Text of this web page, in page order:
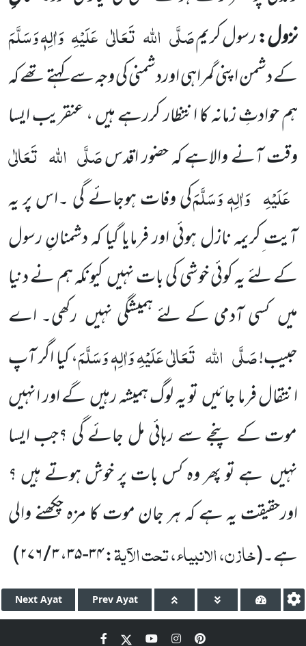
نزول:رسول کریمصَلَّی اللہ تَعَالٰی عَلَیْہِ وَاٰلِہٖ وَسَلَّمَ
کے دشمن اپنی گمراہی اوردشمنی کی وجہ سے کہتے تھے کہ
ہم حوادثِ زمانہ کا انتظار کررہے ہیں ، عنقریب ایسا
وقت آنے والاہے کہ حضور اقدسصَلَّی اللہ تَعَالٰی
عَلَیْہِ وَاٰلِہٖ وَسَلَّمَکی وفات ہوجائے گی ۔اس پر یہ
آیت ِکریمہ نازل ہوئی اور فرمایا گیا کہ دشمنانِ رسول
کے لئے یہ کوئی خوشی کی بات نہیں کیونکہ ہم نے دنیا
میں کسی آدمی کے لئے ہمیشگی نہیں رکھی۔ اے
حبیب!صَلَّی اللہ تَعَالٰی عَلَیْہِ وَاٰلِہٖ وَسَلَّمَ، کیا اگر آپ
انتقال فرما جائیں تو یہ لوگ ہمیشہ رہیں گے اور انہیں
موت کے پنجے سے رہائی مل جائے گی ؟جب ایسا
نہیں ہے تو پھر وہ کس بات پر خوش ہوتے ہیں ؟
اورحقیقت یہ ہے کہ ہر جان موت کا مزہ چکھنے والی
ہے۔(خازن، الانبیاء، تحت الآیۃ:۳۴-۳۵ ،۳ / ۲۷۶ )
Next Ayat Prev Ayat